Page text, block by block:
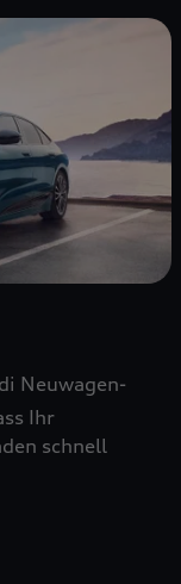
Neuwagen-
Ihr
schnell